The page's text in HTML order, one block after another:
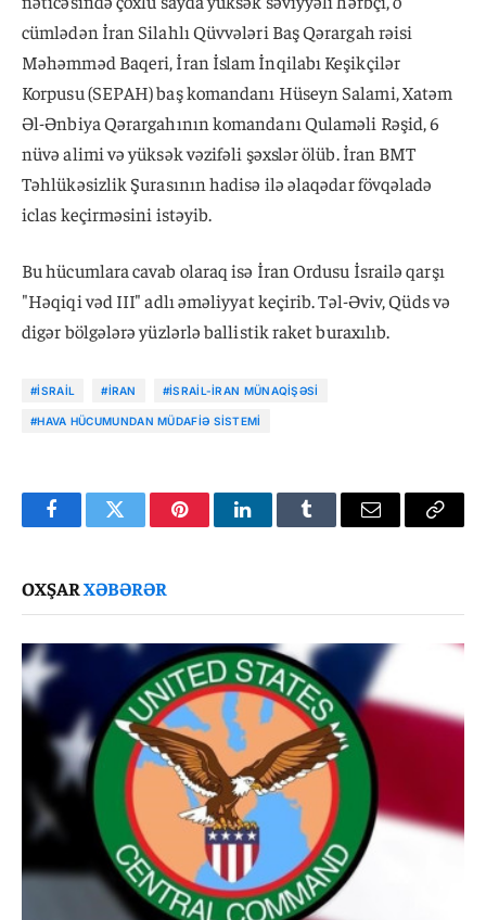
cümlədən İran Silahlı Qüvvələri Baş Qərargah rəisi
Məhəmməd Baqeri, İran İslam İnqilabı Keşikçilər
Korpusu (SEPAH) baş komandanı Hüseyn Salami, Xatəm
Əl-Ənbiya Qərargahının komandanı Qulaməli Rəşid, 6
nüvə alimi və yüksək vəzifəli şəxslər ölüb. İran BMT
Təhlükəsizlik Şurasının hadisə ilə əlaqədar fövqəladə
iclas keçirməsini istəyib.
Bu hücumlara cavab olaraq isə İran Ordusu İsrailə qarşı
"Həqiqi vəd III" adlı əməliyyat keçirib. Təl-Əviv, Qüds və
digər bölgələrə yüzlərlə ballistik raket buraxılıb.
#İSRAIL #İRAN #İSRAIL-İRAN MÜNAQIŞƏSI
#HAVA HÜCUMUNDAN MÜDAFIƏ SISTEMI
FacebookTwitter PinterestLinkedInTumblr Email
Copy
OXŞARXƏBƏRƏR